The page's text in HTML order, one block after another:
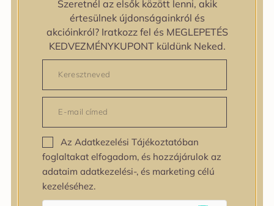
zipiderm
Bőrállapot
Bőrállapot
Bőrtípus
Bőrtípus
Kombinált
Száraz
Zsíros
Bőrprobléma
Bőrprobléma
Bőrpír
Dehidratált bőr
Szeretnél az elsők között lenni, akik
értesülnek újdonságainkról és
akcióinkról? Iratkozz fel és MEGLEPETÉS
KEDVEZMÉNYKUPONT küldünk Neked.
Az Adatkezelési Tájékoztatóban
foglaltakat elfogadom, és hozzájárulok az
adataim adatkezelési-, és marketing célú
kezeléséhez.